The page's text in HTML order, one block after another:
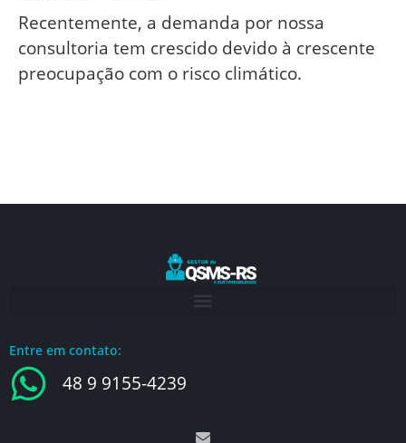
Recentemente, a demanda por nossa
consultoria tem crescido devido à crescente
preocupação com o risco climático.
Entre em contato:
48 9 9155-4239